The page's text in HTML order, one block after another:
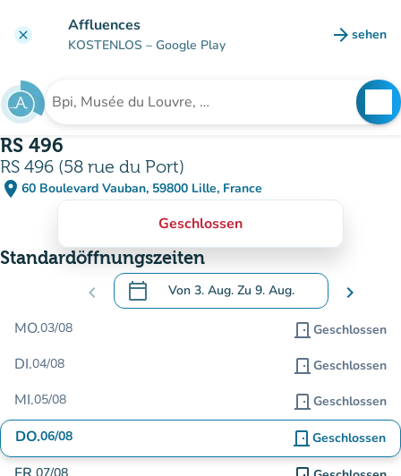
clear Affluences
KOSTENLOS – Google Play arrow_forward sehen
(new
Suche nach einer Einrichtung
RS 496
RS 496 (58 rue du Port)
place 60 Boulevard Vauban, 59800 Lille, France
(in Google Maps öffnen)
(new tab)
Geschlossen
Standardöffnungszeiten
chevron_left calendar_today Von 3. Aug. Zu 9. Aug.
.Öffnen Sie den Kalender, um Daten zu
chevron_right
MO.03/08 door_front Geschlossen
DI.04/08 door_front Geschlossen
MI.05/08 door_front Geschlossen
DO.06/08 door_front Geschlossen